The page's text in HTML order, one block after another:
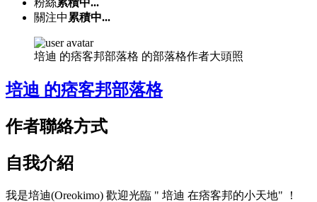
粉絲累積中...
關注中 累積中...
培迪 的痞客邦部落格 的部落格作者大頭照
培迪 的痞客邦部落格
作者聯絡方式
自我介紹
我是培迪(Oreokimo) 歡迎光臨 " 培迪 在痞客邦的小天地" ！